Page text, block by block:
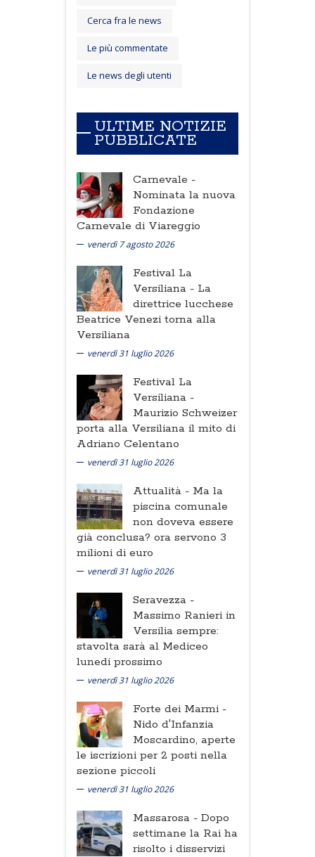
Cerca fra le news
Le più commentate
Le news degli utenti
ULTIME NOTIZIE
PUBBLICATE
Carnevale -
Nominata la nuova
Fondazione
Carnevale di Viareggio
venerdì 7 agosto 2026
Festival La
Versiliana - La
direttrice lucchese
Beatrice Venezi torna alla
Versiliana
venerdì 31 luglio 2026
Festival La
Versiliana -
Maurizio Schweizer
porta alla Versiliana il mito di
Adriano Celentano
venerdì 31 luglio 2026
Attualità - Ma la
piscina comunale
non doveva essere
già conclusa? ora servono 3
milioni di euro
venerdì 31 luglio 2026
Seravezza -
Massimo Ranieri in
Versilia sempre:
stavolta sarà al Mediceo
lunedi prossimo
venerdì 31 luglio 2026
Forte dei Marmi -
Nido d'Infanzia
Moscardino, aperte
le iscrizioni per 2 posti nella
sezione piccoli
venerdì 31 luglio 2026
Massarosa - Dopo
settimane la Rai ha
risolto i disservizi